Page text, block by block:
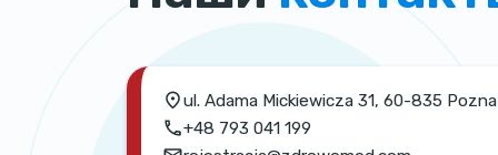
ul. Adama Mickiewicza 31, 60-835
+48 793 041 199